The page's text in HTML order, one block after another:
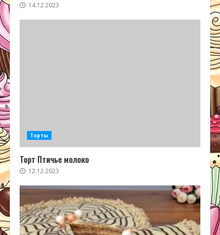
14.12.2023
Торты
Торт Птичье молоко
12.12.2023